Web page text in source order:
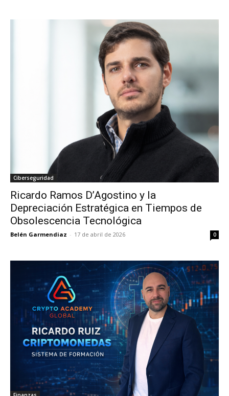
Ciberseguridad
Ricardo Ramos D’Agostino y la
Depreciación Estratégica en Tiempos de
Obsolescencia Tecnológica
Belén Garmendiaz - 17 de abril de 2026 0